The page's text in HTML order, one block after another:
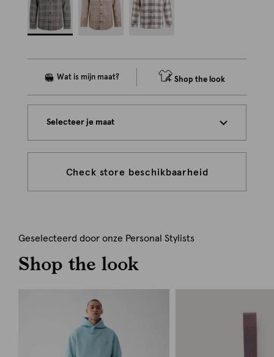
Shop the look
Selecteer je maat
Check store beschikbaarheid
Geselecteerd door onze Personal Stylists
Shop the look